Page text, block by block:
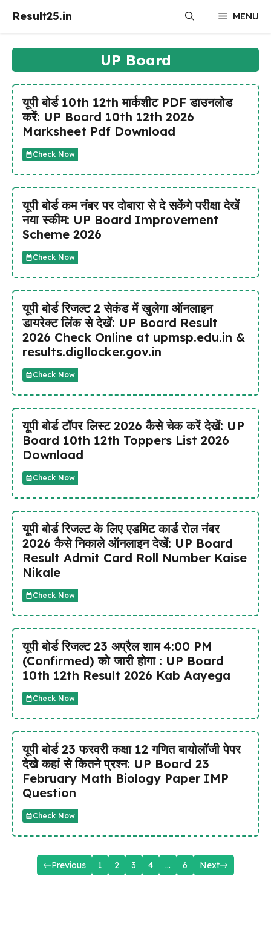
Result25.in MENU
UP Board
यूपी बोर्ड 10th 12th मार्कशीट PDF डाउनलोड
करें: UP Board 10th 12th 2026
Marksheet Pdf Download
Check Now
यूपी बोर्ड कम नंबर पर दोबारा से दे सकेंगे परीक्षा देखें
नया स्कीम: UP Board Improvement
Scheme 2026
Check Now
यूपी बोर्ड रिजल्ट 2 सेकंड में खुलेगा ऑनलाइन
डायरेक्ट लिंक से देखें: UP Board Result
2026 Check Online at upmsp.edu.in &
results.digllocker.gov.in
Check Now
यूपी बोर्ड टॉपर लिस्ट 2026 कैसे चेक करें देखें: UP
Board 10th 12th Toppers List 2026
Download
Check Now
यूपी बोर्ड रिजल्ट के लिए एडमिट कार्ड रोल नंबर
2026 कैसे निकाले ऑनलाइन देखें: UP Board
Result Admit Card Roll Number Kaise
Nikale
Check Now
यूपी बोर्ड रिजल्ट 23 अप्रैल शाम 4:00 PM
(Confirmed) को जारी होगा : UP Board
10th 12th Result 2026 Kab Aayega
Check Now
यूपी बोर्ड 23 फरवरी कक्षा 12 गणित बायोलॉजी पेपर
देखे कहां से कितने प्रश्न: UP Board 23
February Math Biology Paper IMP
Question
Check Now
Previous 1 2 3 4 … 6 Next